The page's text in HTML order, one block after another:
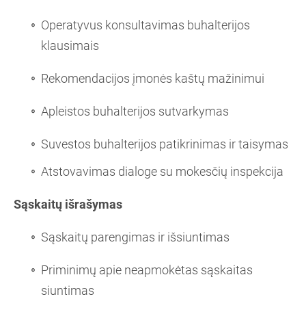
Operatyvus konsultavimas buhalterijos
klausimais
Rekomendacijos įmonės kaštų mažinimui
Apleistos buhalterijos sutvarkymas
Suvestos buhalterijos patikrinimas ir taisymas
Atstovavimas dialoge su mokesčių inspekcija
Sąskaitų išrašymas
Sąskaitų parengimas ir išsiuntimas
Priminimų apie neapmokėtas sąskaitas
siuntimas